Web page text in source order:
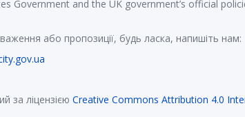
Government and the UK government’s official
або пропозиції, будь ласка, напишіть нам:
за ліцензією Creative Commons Attribution 4.0